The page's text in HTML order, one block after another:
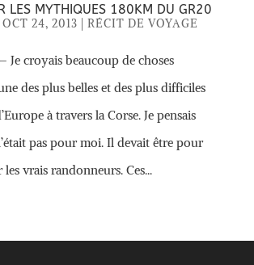
LES MYTHIQUES 180KM DU GR20
OCT 24, 2013 RÉCIT DE VOYAGE
Je croyais beaucoup de choses
des plus belles et des plus difficiles
à travers la Corse. Je pensais
pas pour moi. Il devait être pour
vrais randonneurs. Ces...